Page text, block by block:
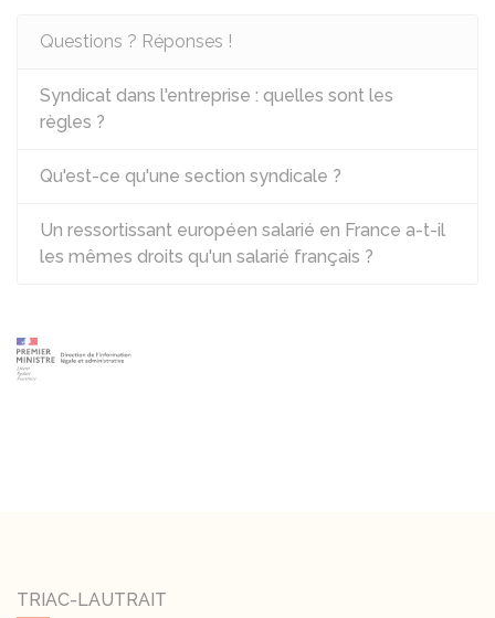
Questions ? Réponses !
Syndicat dans l'entreprise : quelles sont les
règles ?
Qu'est-ce qu'une section syndicale ?
Un ressortissant européen salarié en France a-t-il
les mêmes droits qu'un salarié français ?
TRIAC-LAUTRAIT